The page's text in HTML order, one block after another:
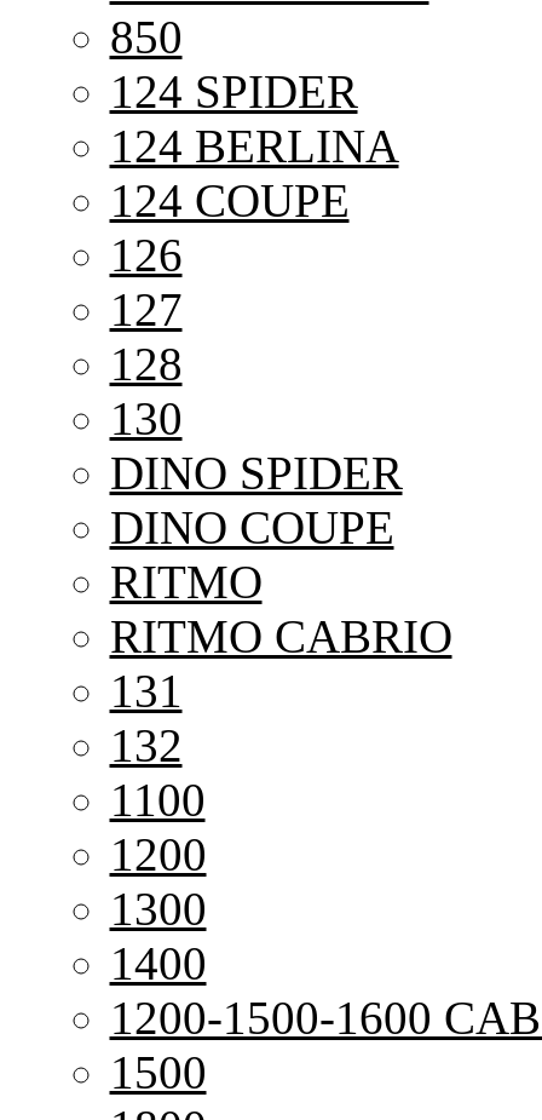
850
124 SPIDER
124 BERLINA
124 COUPE
126
127
128
130
DINO SPIDER
DINO COUPE
RITMO
RITMO CABRIO
131
132
1100
1200
1300
1400
1200-1500-1600
1500